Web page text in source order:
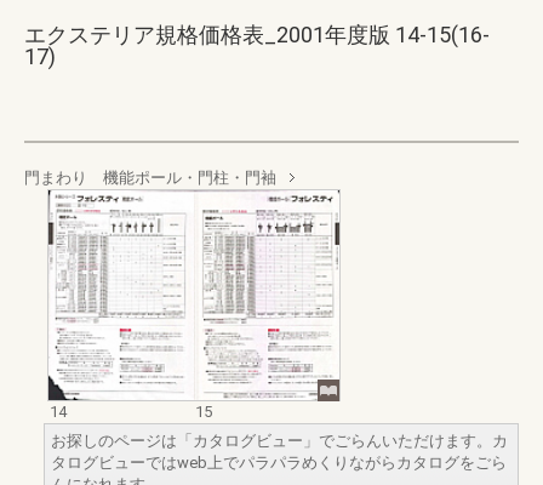
エクステリア規格価格表_2001年度版 14-15(16-
17)
門まわり 機能ポール・門柱・門袖
14
15
お探しのページは「カタログビュー」でごらんいただけます。カ
タログビューではweb上でパラパラめくりながらカタログをごら